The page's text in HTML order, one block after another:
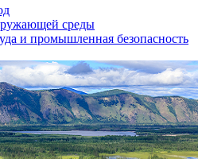
среды
и промышленная безопасность